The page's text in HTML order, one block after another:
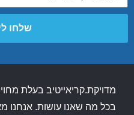
שלחו
מדויקת.קריאייטיב בעלת
בכל מה שאנו עושות. אנחנו